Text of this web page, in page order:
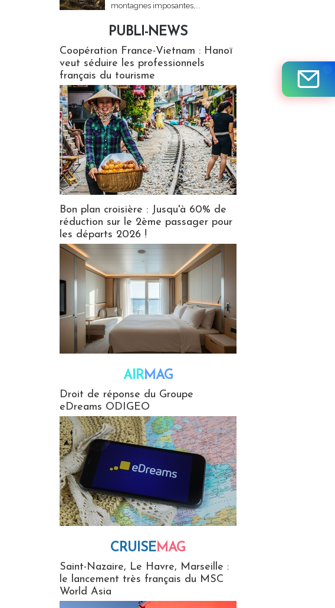
montagnes imposantes,...
PUBLI-NEWS
Coopération France-Vietnam : Hanoï
veut séduire les professionnels
français du tourisme
Bon plan croisière : Jusqu'à 60% de
réduction sur le 2ème passager pour
les départs 2026 !
AIRMAG
Droit de réponse du Groupe
eDreams ODIGEO
CRUISEMAG
Saint-Nazaire, Le Havre, Marseille :
le lancement très français du MSC
World Asia